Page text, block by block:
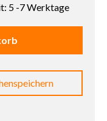
5 -7 Werktage